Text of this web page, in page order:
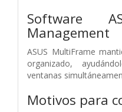
Software
Management
ASUS MultiFrame
organizado,
ventanas
Motivos para